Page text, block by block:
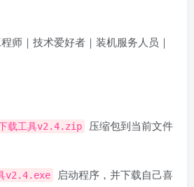
师｜技术爱好者｜装机服务人员｜
载工具v2.4.zip
压缩包到当前文件
v2.4.exe
启动程序，并下载自己喜